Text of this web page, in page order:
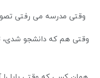
وقتی مدرسه می رفتی
وقتی هم که دانشجو شدی،